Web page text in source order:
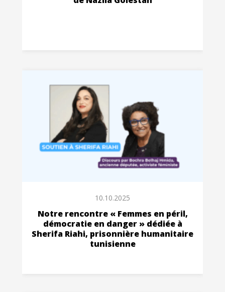
10.10.2025
Notre rencontre « Femmes en péril,
démocratie en danger » dédiée à
Sherifa Riahi, prisonnière humanitaire
tunisienne